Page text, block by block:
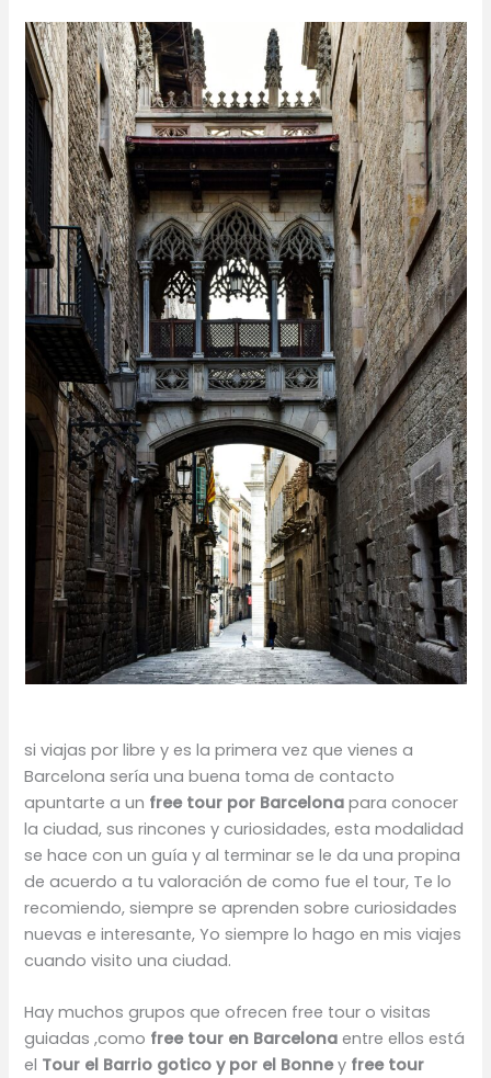
si viajas por libre y es la primera vez que vienes a
Barcelona sería una buena toma de contacto
apuntarte a un free tour por Barcelonapara conocer
la ciudad, sus rincones y curiosidades, esta modalidad
se hace con un guía y al terminar se le da una propina
de acuerdo a tu valoración de como fue el tour, Te lo
recomiendo, siempre se aprenden sobre curiosidades
nuevas e interesante, Yo siempre lo hago en mis viajes
cuando visito una ciudad.
Hay muchos grupos que ofrecen free tour o visitas
guiadas ,como free tour en Barcelona entre ellos está
el Tour el Barrio gotico y por el Bonney free tour